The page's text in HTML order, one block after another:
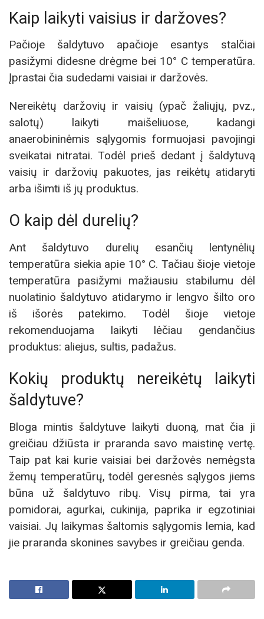
Kaip laikyti vaisius ir daržoves?
Pačioje šaldytuvo apačioje esantys stalčiai
pasižymi didesne drėgme bei 10° C temperatūra.
Įprastai čia sudedami vaisiai ir daržovės.
Nereikėtų daržovių ir vaisių (ypač žaliųjų, pvz.,
salotų) laikyti maišeliuose, kadangi
anaerobininėmis sąlygomis formuojasi pavojingi
sveikatai nitratai. Todėl prieš dedant į šaldytuvą
vaisių ir daržovių pakuotes, jas reikėtų atidaryti
arba išimti iš jų produktus.
O kaip dėl durelių?
Ant šaldytuvo durelių esančių lentynėlių
temperatūra siekia apie 10° C. Tačiau šioje vietoje
temperatūra pasižymi mažiausiu stabilumu dėl
nuolatinio šaldytuvo atidarymo ir lengvo šilto oro
iš išorės patekimo. Todėl šioje vietoje
rekomenduojama laikyti lėčiau gendančius
produktus: aliejus, sultis, padažus.
Kokių produktų nereikėtų laikyti
šaldytuve?
Bloga mintis šaldytuve laikyti duoną, mat čia ji
greičiau džiūsta ir praranda savo maistinę vertę.
Taip pat kai kurie vaisiai bei daržovės nemėgsta
žemų temperatūrų, todėl geresnės sąlygos jiems
būna už šaldytuvo ribų. Visų pirma, tai yra
pomidorai, agurkai, cukinija, paprika ir egzotiniai
vaisiai. Jų laikymas šaltomis sąlygomis lemia, kad
jie praranda skonines savybes ir greičiau genda.